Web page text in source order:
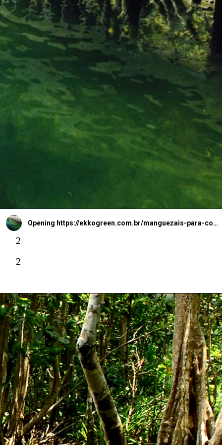
Através da construção
de 'Reef Walls' ou
Paredes de Recife.
Opening https://ekkogreen.com.br/manguezais-para-combater-impacto-ambiental/?utm_source=google&utm_medium=web-stories&utm_campaign=meio-ambiente&utm_term=manguezais
2
2